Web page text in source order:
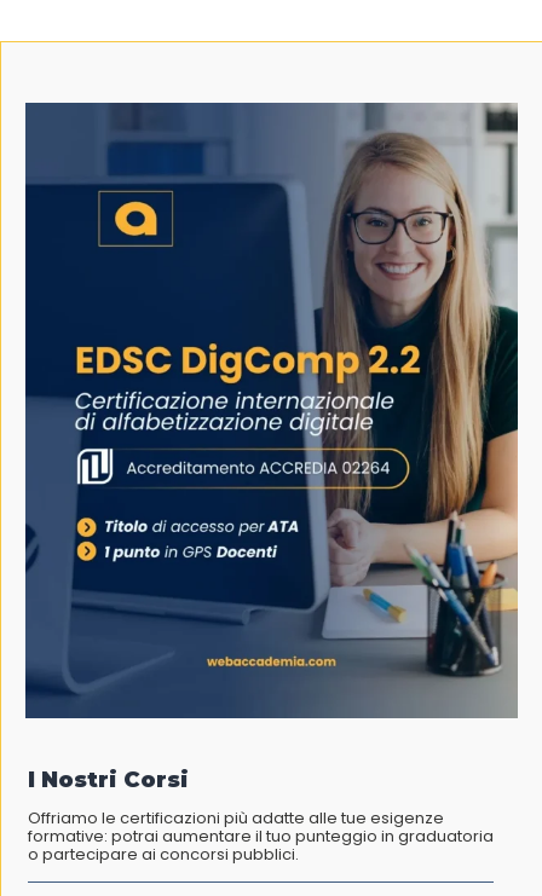
I Nostri Corsi
Offriamo le certificazioni più adatte alle tue esigenze
formative: potrai aumentare il tuo punteggio in graduatoria
o partecipare ai concorsi pubblici.